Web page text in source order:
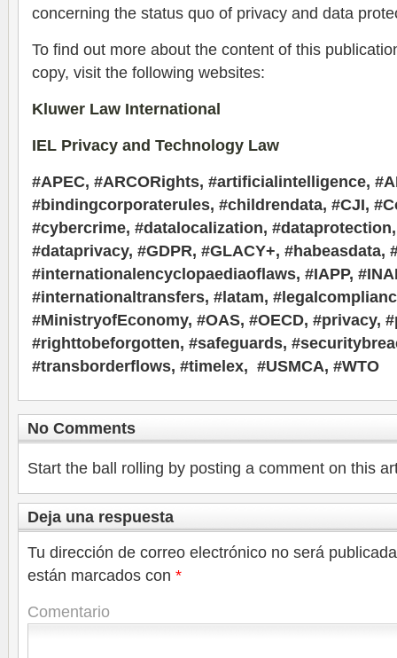
concerning the status quo of privacy and data
To find out more about the content of this
copy, visit the following websites:
Kluwer Law International
IEL Privacy and Technology Law
#APEC, #ARCORights, #artificialintelligence,
#bindingcorporaterules, #childrendata, #CJI,
#cybercrime, #datalocalization,
#dataprivacy, #GDPR, #GLACY+, #habeasdata,
#internationalencyclopaediaoflaws, #IAPP,
#internationaltransfers, #latam,
#MinistryofEconomy, #OAS, #OECD, #privacy,
#righttobeforgotten, #safeguards,
#transborderflows, #timelex, #USMCA, #WTO
No Comments
Start the ball rolling by posting a comment on this
Deja una respuesta
Tu dirección de correo electrónico no será
están marcados con *
Comentario